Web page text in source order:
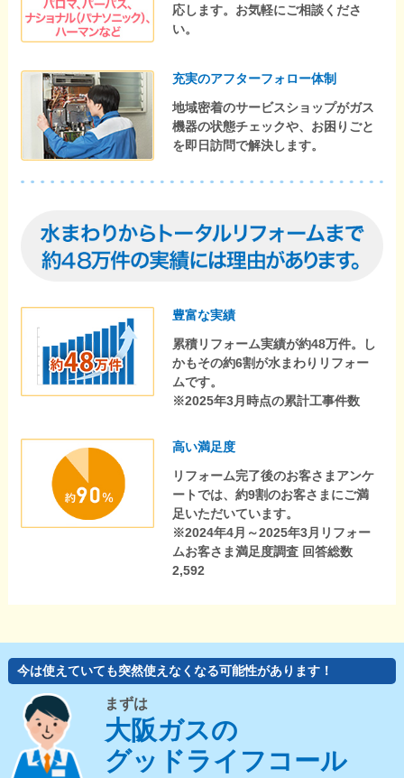
応します。お気軽にご相談くださ
い。
充実のアフターフォロー体制
地域密着のサービスショップがガス
機器の状態チェックや、お困りごと
を即日訪問で解決します。
豊富な実績
累積リフォーム実績が約48万件。し
かもその約6割が水まわりリフォー
ムです。
※2025年3月時点の累計工事件数
高い満足度
リフォーム完了後のお客さまアンケ
ートでは、約9割のお客さまにご満
足いただいています。
※2024年4月～2025年3月リフォー
ムお客さま満足度調査 回答総数
2,592
今は使えていても突然使えなくなる可能性があります！
まずは
大阪ガスの
グッドライフコール